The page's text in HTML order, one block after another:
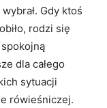
Gdy ktoś
rodzi się
dla całego
sytuacji
rówieśniczej.